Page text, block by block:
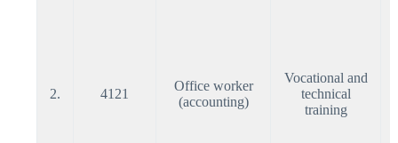
2. 4121
Office worker
(accounting)
Vocational and
technical
training